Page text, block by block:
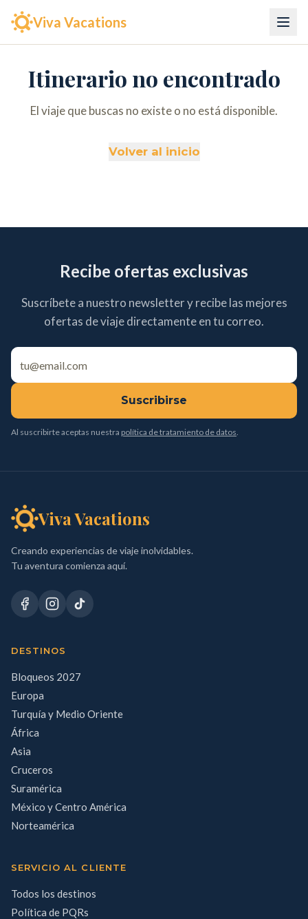
Viva Vacations
Itinerario no encontrado
El viaje que buscas no existe o no está disponible.
Volver al inicio
Recibe ofertas exclusivas
Suscríbete a nuestro newsletter y recibe las mejores
ofertas de viaje directamente en tu correo.
Suscribirse
Al suscribirte aceptas nuestra política de tratamiento de datos.
Viva Vacations
Creando experiencias de viaje inolvidables.
Tu aventura comienza aquí.
DESTINOS
Bloqueos 2027
Europa
Turquía y Medio Oriente
África
Asia
Cruceros
Suramérica
México y Centro América
Norteamérica
SERVICIO AL CLIENTE
Todos los destinos
Política de PQRs